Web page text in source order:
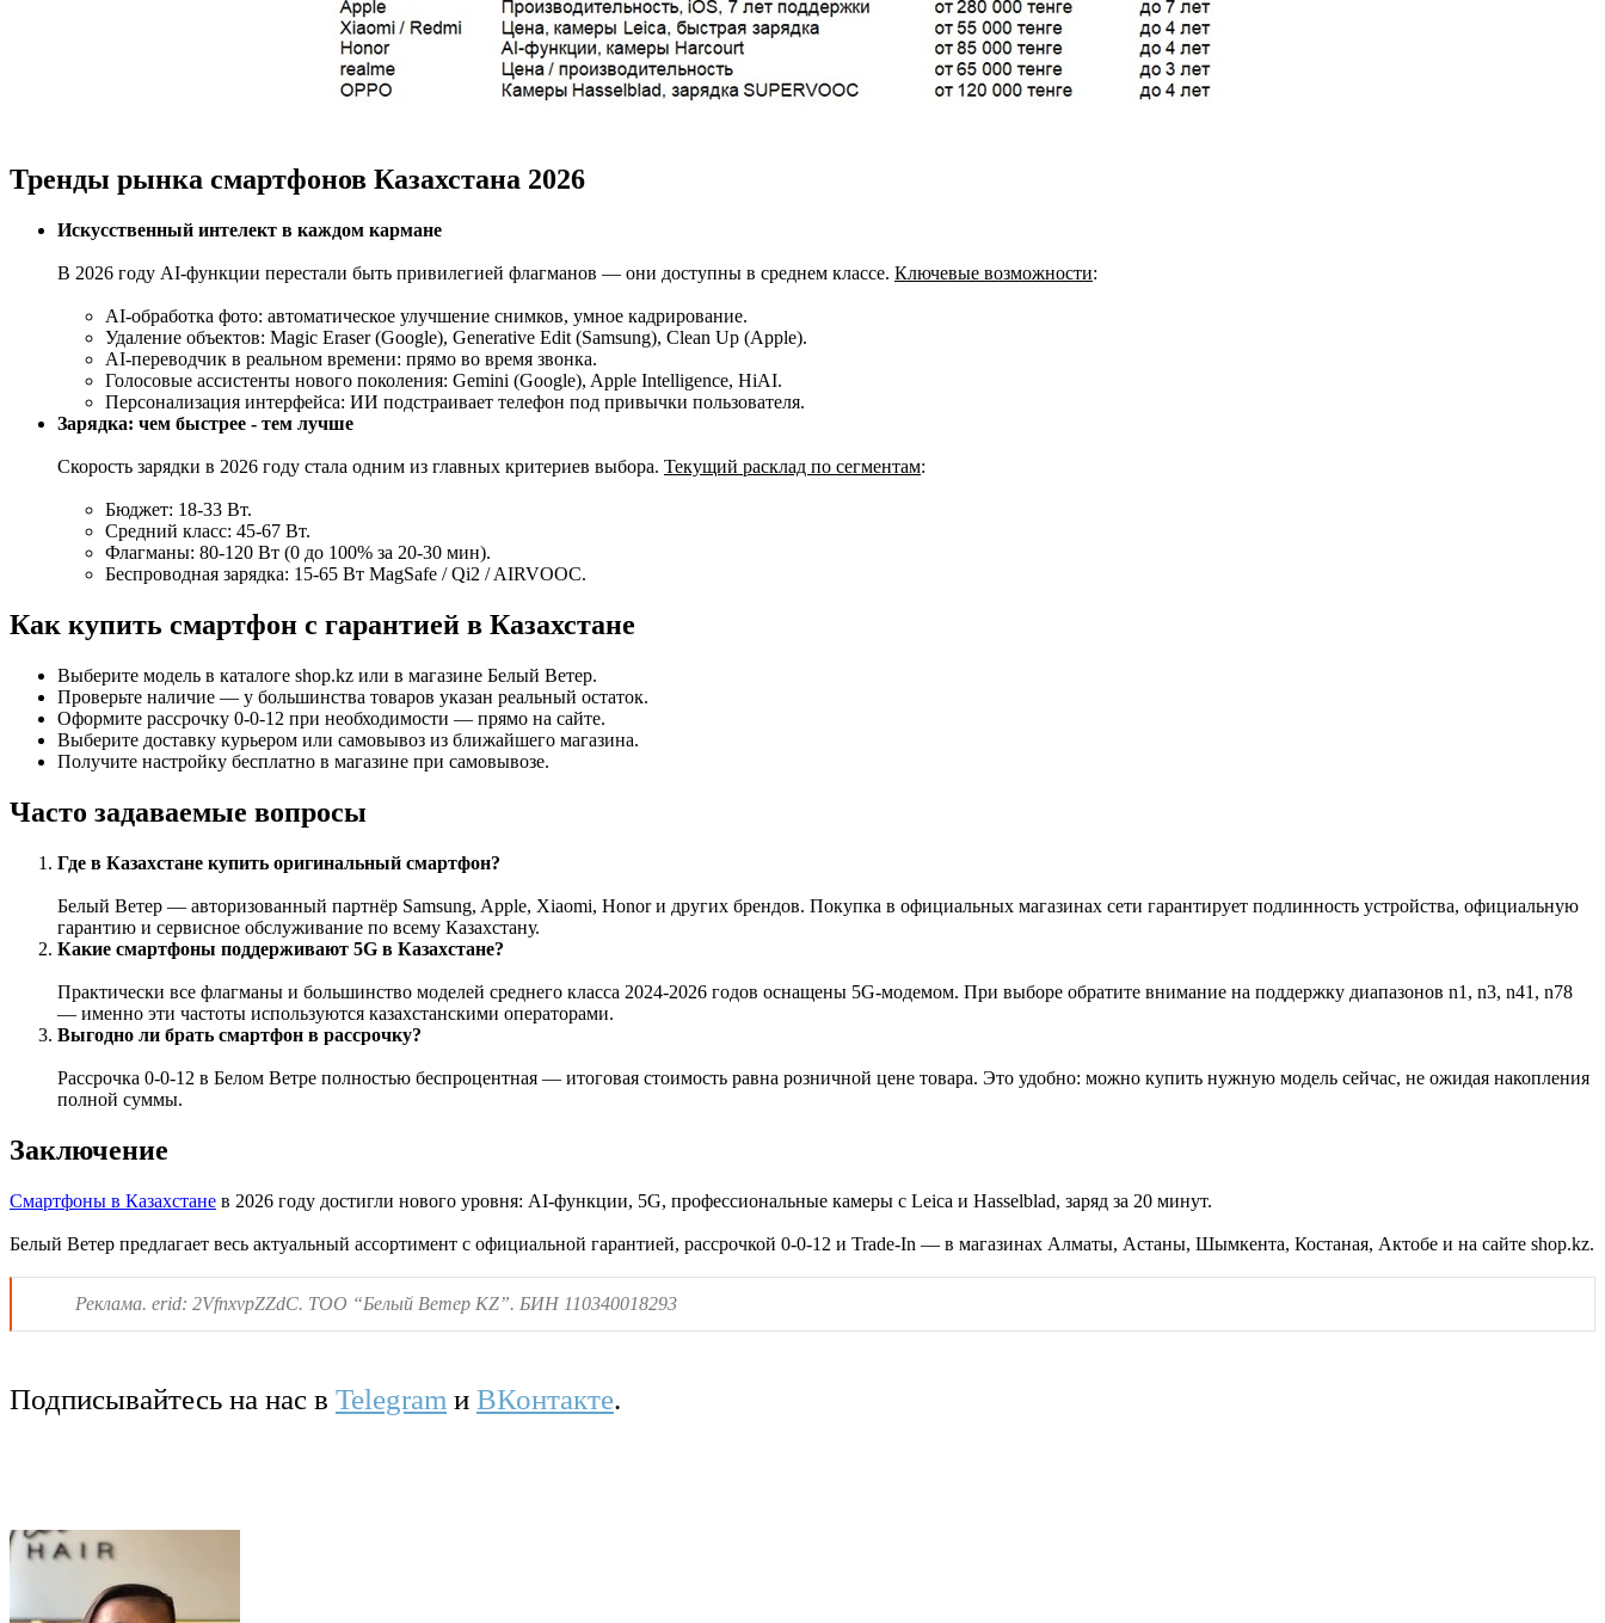
Тренды рынка смартфонов Казахстана 2026
Искусственный интелект в каждом кармане
В 2026 году AI-функции перестали быть привилегией флагманов — они доступны в среднем классе. Ключевые возможности:
AI-обработка фото: автоматическое улучшение снимков, умное кадрирование.
Удаление объектов: Magic Eraser (Google), Generative Edit (Samsung), Clean Up (Apple).
AI-переводчик в реальном времени: прямо во время звонка.
Голосовые ассистенты нового поколения: Gemini (Google), Apple Intelligence, HiAI.
Персонализация интерфейса: ИИ подстраивает телефон под привычки пользователя.
Зарядка: чем быстрее - тем лучше
Скорость зарядки в 2026 году стала одним из главных критериев выбора. Текущий расклад по сегментам:
Бюджет: 18-33 Вт.
Средний класс: 45-67 Вт.
Флагманы: 80-120 Вт (0 до 100% за 20-30 мин).
Беспроводная зарядка: 15-65 Вт MagSafe / Qi2 / AIRVOOC.
Как купить смартфон с гарантией в Казахстане
Выберите модель в каталоге shop.kz или в магазине Белый Ветер.
Проверьте наличие — у большинства товаров указан реальный остаток.
Оформите рассрочку 0-0-12 при необходимости — прямо на сайте.
Выберите доставку курьером или самовывоз из ближайшего магазина.
Получите настройку бесплатно в магазине при самовывозе.
Часто задаваемые вопросы
Где в Казахстане купить оригинальный смартфон?
Белый Ветер — авторизованный партнёр Samsung, Apple, Xiaomi, Honor и других брендов. Покупка в официальных магазинах сети гарантирует подлинность устройства, официальную
гарантию и сервисное обслуживание по всему Казахстану.
Какие смартфоны поддерживают 5G в Казахстане?
Практически все флагманы и большинство моделей среднего класса 2024-2026 годов оснащены 5G-модемом. При выборе обратите внимание на поддержку диапазонов n1, n3, n41, n78
— именно эти частоты используются казахстанскими операторами.
Выгодно ли брать смартфон в рассрочку?
Рассрочка 0-0-12 в Белом Ветре полностью беспроцентная — итоговая стоимость равна розничной цене товара. Это удобно: можно купить нужную модель сейчас, не ожидая накопления
полной суммы.
Заключение
Смартфоны в Казахстане в 2026 году достигли нового уровня: AI-функции, 5G, профессиональные камеры с Leica и Hasselblad, заряд за 20 минут.
Белый Ветер предлагает весь актуальный ассортимент с официальной гарантией, рассрочкой 0-0-12 и Trade-In — в магазинах Алматы, Астаны, Шымкента, Костаная, Актобе и на сайте shop.kz.
Реклама. erid: 2VfnxvpZZdC. ТОО “Белый Ветер KZ”. БИН 110340018293
Подписывайтесь на нас в Telegram и ВКонтакте.